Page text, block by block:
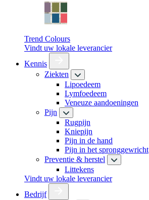
Trend Colours
Vindt uw lokale leverancier
Kennis
Ziekten
Lipoedeem
Lymfoedeem
Veneuze aandoeningen
Pijn
Rugpijn
Kniepijn
Pijn in de hand
Pijn in het spronggewricht
Preventie & herstel
Littekens
Vindt uw lokale leverancier
Bedrijf